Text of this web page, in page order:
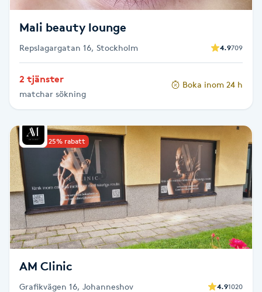
Kroppsinpackning
Kärlbehandling
L
Laserbehandling
Lashlift Keratin
LED-ljusterapi
Liktornar
LPG
Mali beauty lounge
Repslagargatan 16, Stockholm 4.9709
2 tjänster
matchar sökning
Boka inom 24 h
Upp till 25% rabatt
AM Clinic
Grafikvägen 16, Johanneshov 4.91020